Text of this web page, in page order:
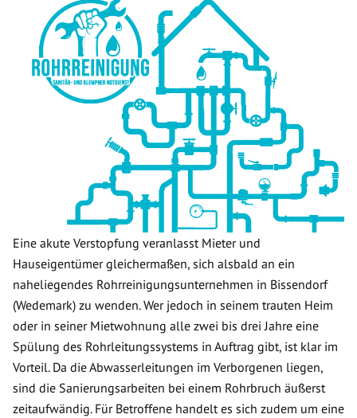
Eine akute Verstopfung veranlasst Mieter und
Hauseigentümer gleichermaßen, sich alsbald an ein
naheliegendes Rohrreinigungsunternehmen in Bissendorf
(Wedemark) zu wenden. Wer jedoch in seinem trauten Heim
oder in seiner Mietwohnung alle zwei bis drei Jahre eine
Spülung des Rohrleitungssystems in Auftrag gibt, ist klar im
Vorteil. Da die Abwasserleitungen im Verborgenen liegen,
sind die Sanierungsarbeiten bei einem Rohrbruch äußerst
zeitaufwändig. Für Betroffene handelt es sich zudem um eine